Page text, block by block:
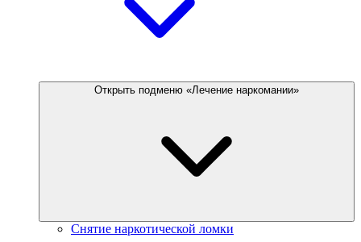
Открыть подменю «Лечение наркомании»
Снятие наркотической ломки